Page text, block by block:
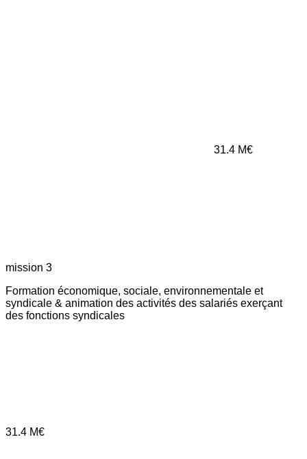
31.4 M€
mission 3
Formation économique, sociale, environnementale et
syndicale & animation des activités des salariés exerçant
des fonctions syndicales
31.4 M€